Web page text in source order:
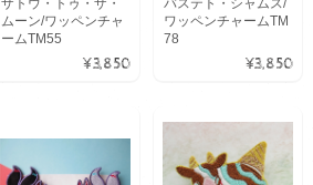
ムーン/ワッペンチャ
ームTM55
¥3,850
ワッペンチャームTM
78
¥3,850